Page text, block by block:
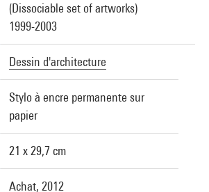
(Dissociable set of artworks)
1999-2003
Dessin d'architecture
Stylo à encre permanente sur
papier
21 x 29,7 cm
Achat, 2012